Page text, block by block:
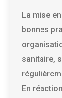
La mise
bonnes
sanitaire,
En